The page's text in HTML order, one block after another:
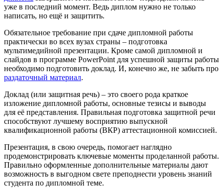
уже в последний момент. Ведь диплом нужно не только
написать, но ещё и защитить.
Обязательное требование при сдаче дипломной работы
практически во всех вузах страны – подготовка
мультимедийной презентации. Кроме самой дипломной и
слайдов в программе PowerPoint для успешной защиты работы
необходимо подготовить доклад. И, конечно же, не забыть про
раздаточный материал.
Доклад (или защитная речь) – это своего рода краткое
изложение дипломной работы, основные тезисы и выводы
для её представления. Правильная подготовка защитной речи
способствуют лучшему восприятию выпускной
квалификационной работы (ВКР) аттестационной комиссией.
Презентация, в свою очередь, помогает наглядно
продемонстрировать ключевые моменты проделанной работы.
Правильно оформленные дополнительные материалы дают
возможность в выгодном свете преподнести уровень знаний
студента по дипломной теме.